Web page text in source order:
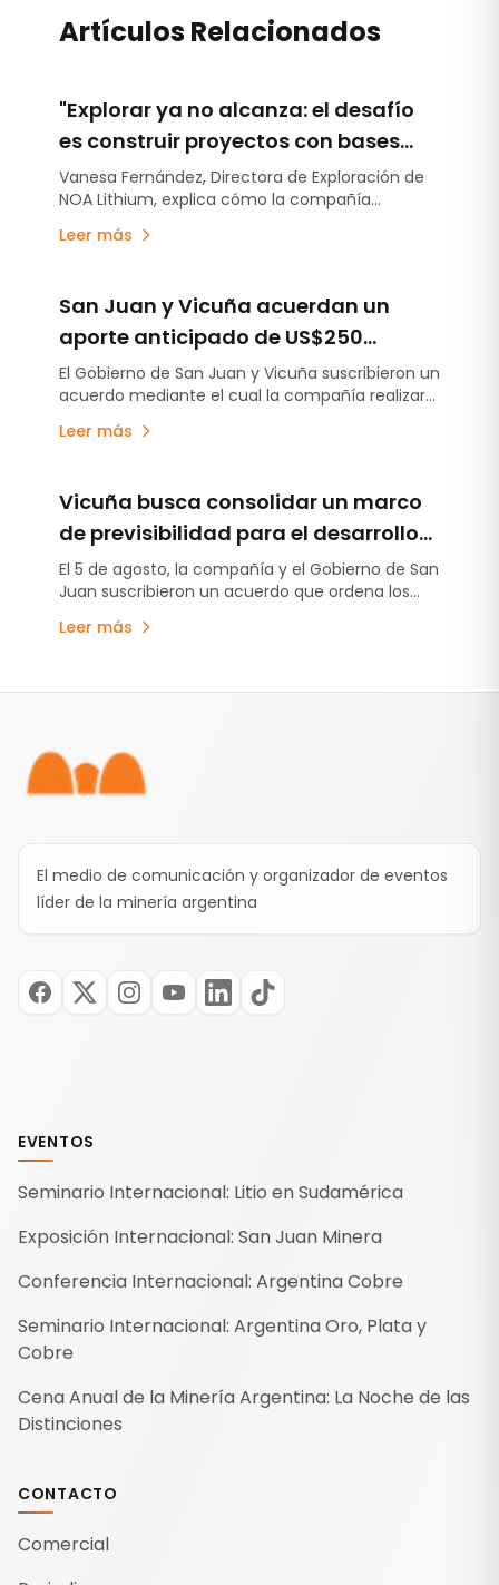
Artículos Relacionados
"Explorar ya no alcanza: el desafío
es construir proyectos con bases
técnicas sólidas"
Vanesa Fernández, Directora de Exploración de
NOA Lithium, explica cómo la compañía
capitaliza la experiencia obtenida en Río Grande
para optimizar el avance de Arizaro y Salinas
Leer más
San Juan y Vicuña acuerdan un
aporte anticipado de US$250
millones para obras de
infraestructura
El Gobierno de San Juan y Vicuña suscribieron un
acuerdo mediante el cual la compañía realizará
un aporte anticipado de US$250 millones
destinado a financiar obras de infraestructura
Leer más
Vicuña busca consolidar un marco
de previsibilidad para el desarrollo
del proyecto en San Juan
El 5 de agosto, la compañía y el Gobierno de San
Juan suscribieron un acuerdo que ordena los
compromisos establecidos en la Declaración de
Impacto Ambiental, estabiliza el esquema de
Leer más
El medio de comunicación y organizador de eventos
líder de la minería argentina
EVENTOS
Seminario Internacional: Litio en Sudamérica
Exposición Internacional: San Juan Minera
Conferencia Internacional: Argentina Cobre
Seminario Internacional: Argentina Oro, Plata y
Cobre
Cena Anual de la Minería Argentina: La Noche de las
Distinciones
CONTACTO
Comercial